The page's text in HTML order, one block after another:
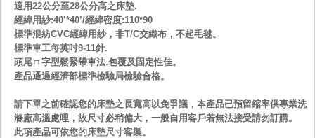
適用22公分至28公分高之床墊.
經緯用紗:40’*40’/經緯密度:110*90
標準混紡CVC經緯用紗，非T/C交織布，不起毛毬。
標準車工每英吋9-11針.
頭尾ㄇ字型鬆緊帶車法.包覆及固定性佳。
產品通過經濟部標準檢驗局檢驗合格。
請下單之前確認您的床墊之長寬高以免爭議，本產品已預留縮率供專業洗
滌廠高溫處哩，故尺寸必稍偏大，一般自用客戶若無法接受請勿訂購。
此項產品可依您的床墊尺寸客製。